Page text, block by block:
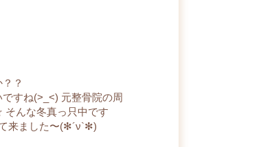
？
すね(>_<) 元整骨院の周
そんな冬真っ只中です
来ました〜(✻´ν`✻)